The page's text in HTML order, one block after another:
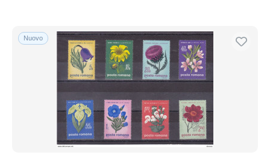
Nuovo